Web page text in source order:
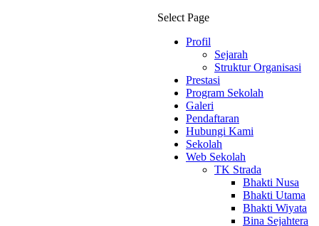
Select Page
Profil
Sejarah
Struktur Organisasi
Prestasi
Program Sekolah
Galeri
Pendaftaran
Hubungi Kami
Sekolah
Web Sekolah
TK Strada
Bhakti Nusa
Bhakti Utama
Bhakti Wiyata
Bina Sejahtera